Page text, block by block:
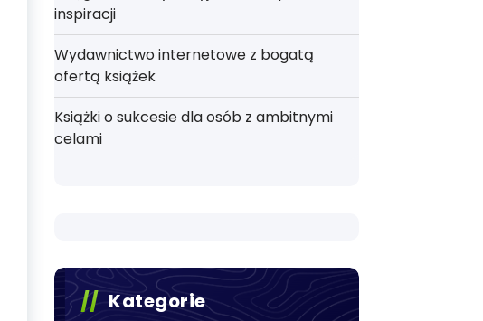
inspiracji
Wydawnictwo internetowe z bogatą
ofertą książek
Książki o sukcesie dla osób z ambitnymi
celami
Kategorie